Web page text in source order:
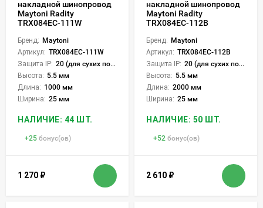
накладной шинопровод
Maytoni Radity
TRX084EC-111W
Бренд: Maytoni
Артикул: TRX084EC-111W
Защита IP: 20 (для сухих пом.)
Высота: 5.5 мм
Длина: 1000 мм
Ширина: 25 мм
НАЛИЧИЕ: 44 ШТ.
+25 бонус(ов)
1 270 ₽
накладной шинопровод
Maytoni Radity
TRX084EC-112B
Бренд: Maytoni
Артикул: TRX084EC-112B
Защита IP: 20 (для сухих пом.)
Высота: 5.5 мм
Длина: 2000 мм
Ширина: 25 мм
НАЛИЧИЕ: 50 ШТ.
+52 бонус(ов)
2 610 ₽